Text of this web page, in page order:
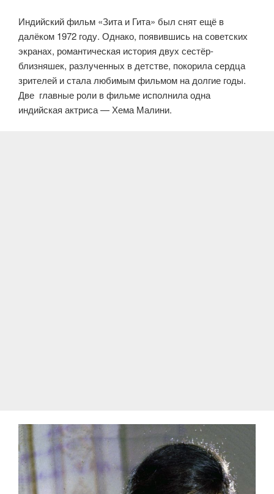
Индийский фильм «Зита и Гита» был снят ещё в
далёком 1972 году. Однако, появившись на советских
экранах, романтическая история двух сестёр-
близняшек, разлученных в детстве, покорила сердца
зрителей и стала любимым фильмом на долгие годы.
Две главные роли в фильме исполнила одна
индийская актриса — Хема Малини.